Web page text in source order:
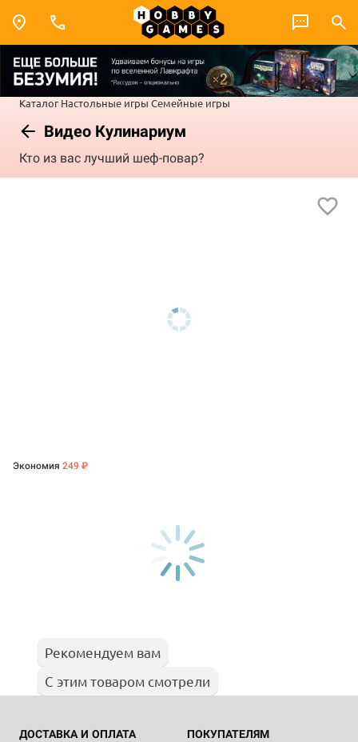
Каталог Настольные игры Семейные игры
Видео Кулинариум
Кто из вас лучший шеф-повар?
Экономия 249 ₽
Рекомендуем вам
С этим товаром смотрели
ДОСТАВКА И ОПЛАТА ПОКУПАТЕЛЯМ